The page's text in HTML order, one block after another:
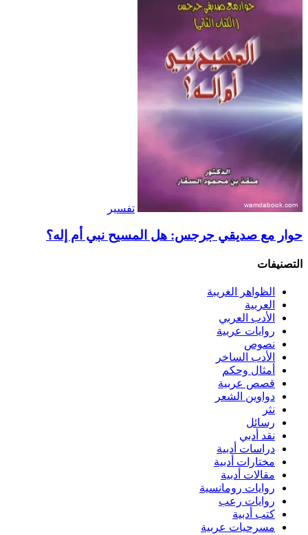
تفسير
حوار مع صديقي جرجس: هل المسيح نبي أم إله؟
التصنيفات
الظواهر الغريبة‏
العربية
الأدب العربي
روايات عربية
نصوص
الأدب الساخر
أمثال وحكم
قصص عربية
دواوين الشعر
نثر
رسائل
نقد أدبي
دراسات أدبية
مختارات أدبية
مقالات أدبية
روايات رومانسية
روايات رعب
كتب أدبية
مسرحيات عربية